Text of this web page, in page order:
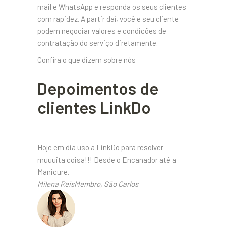
mail e WhatsApp e responda os seus clientes
com rapidez. A partir daí, você e seu cliente
podem negociar valores e condições de
contratação do serviço diretamente.
Confira o que dizem sobre nós
Depoimentos de
clientes LinkDo
Hoje em dia uso a LinkDo para resolver
muuuita coisa!!! Desde o Encanador até a
Manicure.
Milena ReisMembro, São Carlos